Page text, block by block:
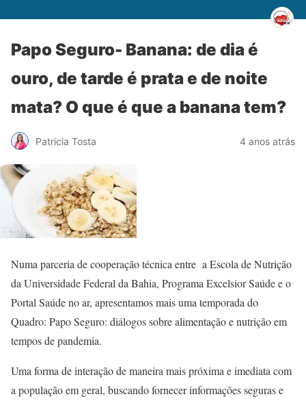
Papo Seguro- Banana: de dia é
ouro, de tarde é prata e de noite
mata? O que é que a banana tem?
Patricia Tosta 4 anos atrás
Numa parceria de cooperação técnica entre a Escola de Nutrição
da Universidade Federal da Bahia, Programa Excelsior Saúde e o
Portal Saúde no ar, apresentamos mais uma temporada do
Quadro: Papo Seguro: diálogos sobre alimentação e nutrição em
tempos de pandemia.
Uma forma de interação de maneira mais próxima e imediata com
a população em geral, buscando fornecer informações seguras e